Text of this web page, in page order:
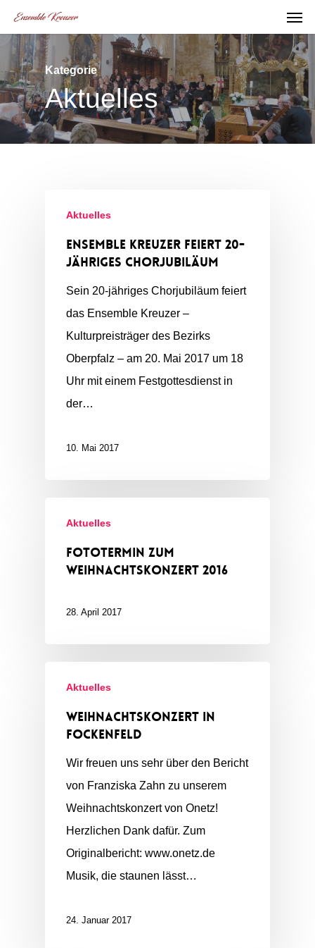
Skip
to
main
content
Kategorie
Aktuelles
Aktuelles
Ensemble Kreuzer feiert 20-
jähriges Chorjubiläum
Sein 20-jähriges Chorjubiläum feiert
das Ensemble Kreuzer –
Kulturpreisträger des Bezirks
Oberpfalz – am 20. Mai 2017 um 18
Uhr mit einem Festgottesdienst in
der…
10. Mai 2017
Aktuelles
Fototermin zum
Weihnachtskonzert 2016
28. April 2017
Aktuelles
Weihnachtskonzert in
Fockenfeld
Wir freuen uns sehr über den Bericht
von Franziska Zahn zu unserem
Weihnachtskonzert von Onetz!
Herzlichen Dank dafür. Zum
Originalbericht: www.onetz.de
Musik, die staunen lässt…
24. Januar 2017